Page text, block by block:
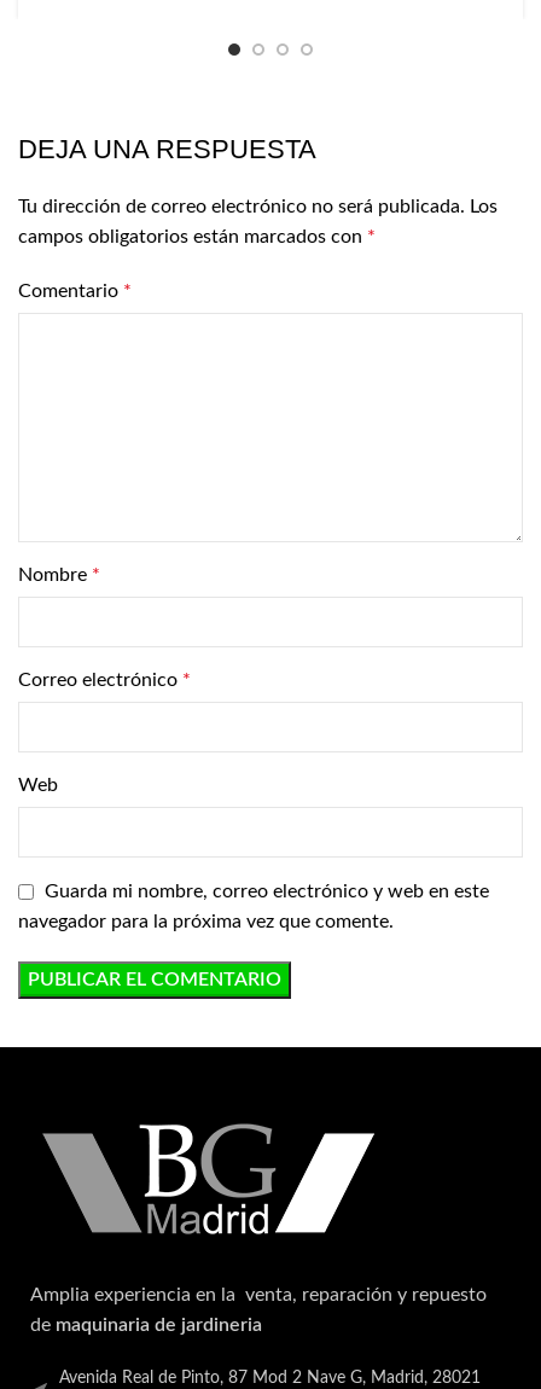
DEJA UNA RESPUESTA
Tu dirección de correo electrónico no será publicada. Los
campos obligatorios están marcados con *
Comentario *
Nombre *
Correo electrónico *
Web
Guarda mi nombre, correo electrónico y web en este
navegador para la próxima vez que comente.
Amplia experiencia en la venta, reparación y repuesto
de maquinaria de jardineria
Avenida Real de Pinto, 87 Mod 2 Nave G, Madrid, 28021